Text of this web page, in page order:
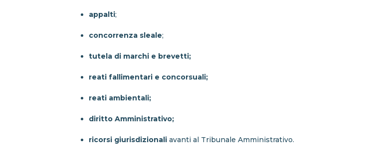
appalti;
concorrenza sleale;
tutela di marchi e brevetti;
reati fallimentari e concorsuali;
reati ambientali;
diritto Amministrativo;
ricorsi giurisdizionali avanti al Tribunale Amministrativo.